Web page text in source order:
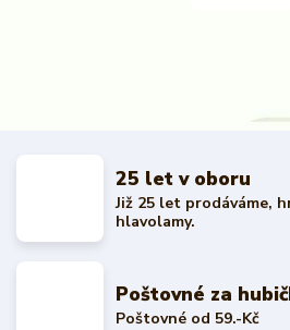
25 let v oboru
Již 25 let prodáváme,
hlavolamy.
Poštovné za
Poštovné od 59.-Kč